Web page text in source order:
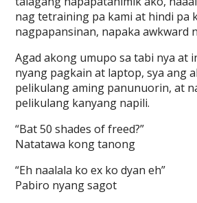
nag tetraining pa kami at hindi pa
nagpapansinan, napaka awkward
Agad akong umupo sa tabi nya at
nyang pagkain at laptop, sya ang
pelikulang aming panunuorin, at
pelikulang kanyang napili.
“Bat 50 shades of freed?”
Natatawa kong tanong
“Eh naalala ko ex ko dyan eh”
Pabiro nyang sagot